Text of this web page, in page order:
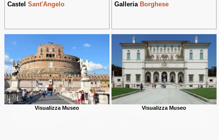
CastelSant'Angelo
Visualizza Museo
Galleria Borghese
Visualizza Museo